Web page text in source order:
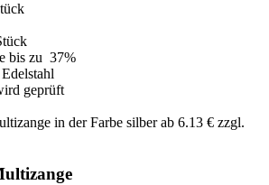
bis zu 37%
geprüft